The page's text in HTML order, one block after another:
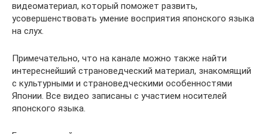
видеоматериал, который поможет развить,
усовершенствовать умение восприятия японского языка
на слух.
Примечательно, что на канале можно также найти
интереснейший страноведческий материал, знакомящий
с культурными и страноведческими особенностями
Японии. Все видео записаны с участием носителей
японского языка.